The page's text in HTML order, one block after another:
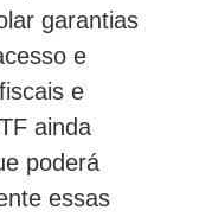
garantias
e
e
ainda
poderá
essas